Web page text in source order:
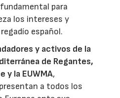
para
los intereses y
español.
y activos de la
de Regantes,
y la EUWMA,
a todos los